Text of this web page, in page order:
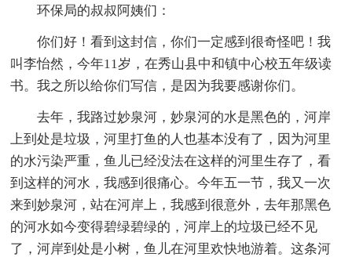
环保局的叔叔阿姨们：
你们好！看到这封信，你们一定感到很奇怪吧！我
叫李怡然，今年11岁，在秀山县中和镇中心校五年级读
书。我之所以给你们写信，是因为我要感谢你们。
去年，我路过妙泉河，妙泉河的水是黑色的，河岸
上到处是垃圾，河里打鱼的人也基本没有了，因为河里
的水污染严重，鱼儿已经没法在这样的河里生存了，看
到这样的河水，我感到很痛心。今年五一节，我又一次
来到妙泉河，站在河岸上，我感到很意外，去年那黑色
的河水如今变得碧绿碧绿的，河岸上的垃圾已经不见
了，河岸到处是小树，鱼儿在河里欢快地游着。这条河